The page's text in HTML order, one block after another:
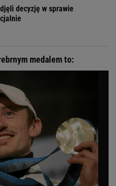
decyzję w sprawie
medalem to: